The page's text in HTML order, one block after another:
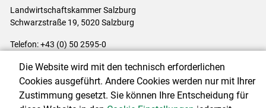
Landwirtschaftskammer Salzburg
Schwarzstraße 19, 5020 Salzburg
Telefon: +43 (0) 50 2595-0
Impressum|Kontakt|Datenschutzerklärung|Barrierefreiheit|
Cookie-Einstellungen
Die Website wird mit den technisch erforderlichen
Cookies ausgeführt. Andere Cookies werden nur mit Ihrer
Zustimmung gesetzt. Sie können Ihre Entscheidung für